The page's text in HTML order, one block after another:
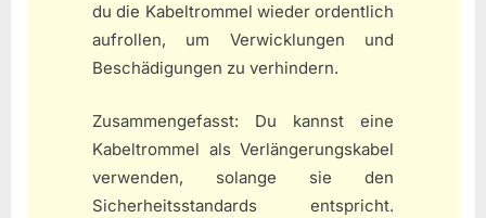
du die Kabeltrommel wieder ordentlich
aufrollen, um Verwicklungen und
Beschädigungen zu verhindern.
Zusammengefasst: Du kannst eine
Kabeltrommel als Verlängerungskabel
verwenden, solange sie den
Sicherheitsstandards entspricht.